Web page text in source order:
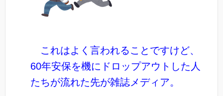
これはよく言われることですけど、
60年安保を機にドロップアウトした人
たちが流れた先が雑誌メディア。